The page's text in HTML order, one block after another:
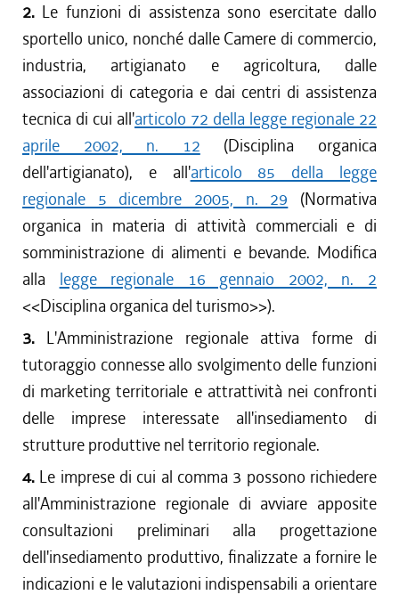
2. Le funzioni di assistenza sono esercitate dallo
sportello unico, nonché dalle Camere di commercio,
industria, artigianato e agricoltura, dalle
associazioni di categoria e dai centri di assistenza
tecnica di cui all'articolo 72 della legge regionale 22
aprile 2002, n. 12 (Disciplina organica
dell'artigianato), e all'articolo 85 della legge
regionale 5 dicembre 2005, n. 29 (Normativa
organica in materia di attività commerciali e di
somministrazione di alimenti e bevande. Modifica
alla legge regionale 16 gennaio 2002, n. 2
<<Disciplina organica del turismo>>).
3. L'Amministrazione regionale attiva forme di
tutoraggio connesse allo svolgimento delle funzioni
di marketing territoriale e attrattività nei confronti
delle imprese interessate all'insediamento di
strutture produttive nel territorio regionale.
4. Le imprese di cui al comma 3 possono richiedere
all'Amministrazione regionale di avviare apposite
consultazioni preliminari alla progettazione
dell'insediamento produttivo, finalizzate a fornire le
indicazioni e le valutazioni indispensabili a orientare